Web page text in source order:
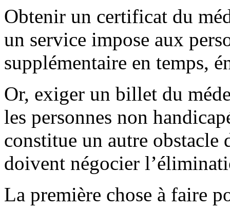
Obtenir un certificat du
un service impose aux
supplémentaire en temps,
Or, exiger un billet du
les personnes non
constitue un autre obstacle
doivent négocier
La première chose à faire